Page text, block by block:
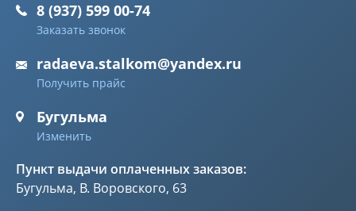
8 (937) 599 00-74
Заказать звонок
radaeva.stalkom@yandex.ru
Получить прайс
Бугульма
Изменить
Пункт выдачи оплаченных заказов:
Бугульма, В. Воровского, 63